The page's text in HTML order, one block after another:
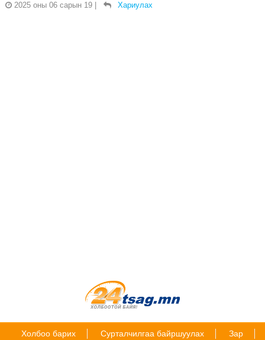
2025 оны 06 сарын 19
Хариулах
Холбоо барих Сурталчилгаа байршуулах
Зар